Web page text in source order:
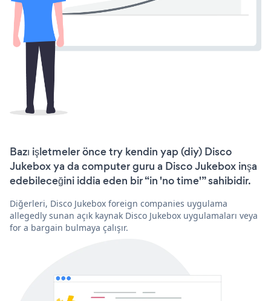
Bazı işletmeler önce try kendin yap (diy) Disco
Jukebox ya da computer guru a Disco Jukebox inşa
edebileceğini iddia eden bir “in 'no time'” sahibidir.
Diğerleri, Disco Jukebox foreign companies uygulama
allegedly sunan açık kaynak Disco Jukebox uygulamaları veya
for a bargain bulmaya çalışır.